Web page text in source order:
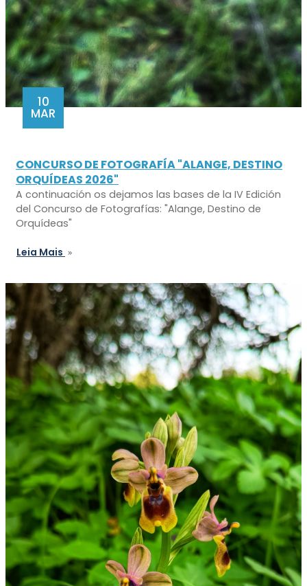
10
MAR
CONCURSO DE FOTOGRAFÍA "ALANGE, DESTINO
ORQUÍDEAS 2026"
A continuación os dejamos las bases de la IV Edición
del Concurso de Fotografías: "Alange, Destino de
Orquídeas"
Leia Mais